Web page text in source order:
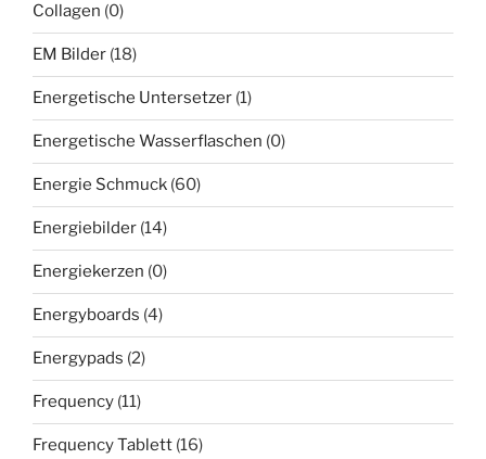
Collagen (0)
EM Bilder (18)
Energetische Untersetzer (1)
Energetische Wasserflaschen (0)
Energie Schmuck (60)
Energiebilder (14)
Energiekerzen (0)
Energyboards (4)
Energypads (2)
Frequency (11)
Frequency Tablett (16)